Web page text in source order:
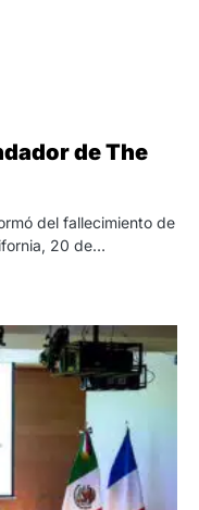
de The
del fallecimiento de
20 de…